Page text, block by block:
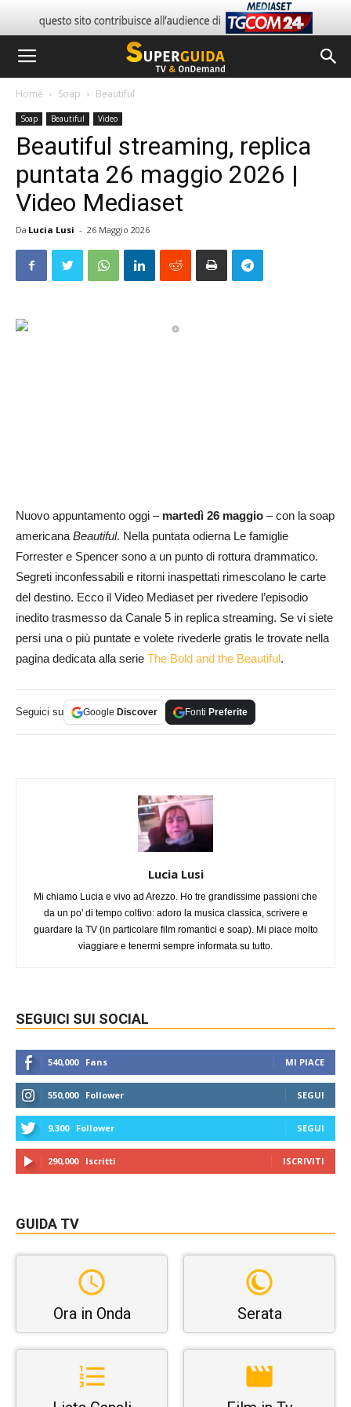
Home Soap Beautiful
Soap Beautiful Video
Beautiful streaming, replica
puntata 26 maggio 2026 |
Video Mediaset
Da Lucia Lusi - 26 Maggio 2026
Nuovo appuntamento oggi – martedì 26 maggio – con la soap
americanaBeautiful. Nella puntata odierna Le famiglie
Forrester e Spencer sono a un punto di rottura drammatico.
Segreti inconfessabili e ritorni inaspettati rimescolano le carte
del destino. Ecco il Video Mediaset per rivedere l’episodio
inedito trasmesso da Canale 5 in replica streaming. Se vi siete
persi una o più puntate e volete rivederle gratis le trovate nella
pagina dedicata alla serie The Bold and the Beautiful .
Seguici su Google Discover Fonti Preferite
Lucia Lusi
Mi chiamo Lucia e vivo ad Arezzo. Ho tre grandissime passioni che
da un po' di tempo coltivo: adoro la musica classica, scrivere e
guardare la TV (in particolare film romantici e soap). Mi piace molto
viaggiare e tenermi sempre informata su tutto.
SEGUICI SUI SOCIAL
540,000 Fans MI PIACE
550,000 Follower SEGUI
9,300 Follower SEGUI
290,000 Iscritti ISCRIVITI
GUIDA TV
Ora in Onda Serata